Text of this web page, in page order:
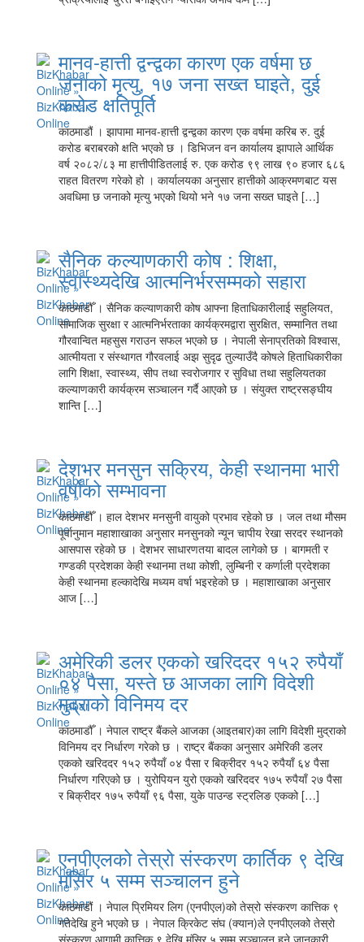
मानव-हात्ती द्वन्द्वका कारण एक वर्षमा छ
जनाको मृत्यु, १७ जना सख्त घाइते, दुई
करोड क्षतिपूर्ति
काठमाडौं । झापामा मानव-हात्ती द्वन्द्वका कारण एक वर्षमा करिब रु. दुई
करोड बराबरको क्षति भएको छ । डिभिजन वन कार्यालय झापाले आर्थिक
वर्ष २०८२/८३ मा हात्तीपीडितलाई रु. एक करोड ९९ लाख ९० हजार ६८६
राहत वितरण गरेको हो । कार्यालयका अनुसार हात्तीको आक्रमणबाट यस
अवधिमा छ जनाको मृत्यु भएको थियो भने १७ जना सख्त घाइते […]
सैनिक कल्याणकारी कोष : शिक्षा,
स्वास्थ्यदेखि आत्मनिर्भरसम्मको सहारा
काठमाडौँ । सैनिक कल्याणकारी कोष आफ्ना हिताधिकारीलाई सहुलियत,
सामाजिक सुरक्षा र आत्मनिर्भरताका कार्यक्रमद्वारा सुरक्षित, सम्मानित तथा
गौरवान्वित महसुस गराउन सफल भएको छ । नेपाली सेनाप्रतिको विश्वास,
आत्मीयता र संस्थागत गौरवलाई अझ सुदृढ तुल्याउँदै कोषले हिताधिकारीका
लागि शिक्षा, स्वास्थ्य, सीप तथा स्वरोजगार र सुविधा तथा सहुलियतका
कल्याणकारी कार्यक्रम सञ्चालन गर्दै आएको छ । संयुक्त राष्ट्रसङ्घीय
शान्ति […]
देशभर मनसुन सक्रिय, केही स्थानमा भारी
वर्षाको सम्भावना
काठमाडौँ । हाल देशभर मनसुनी वायुको प्रभाव रहेको छ । जल तथा मौसम
पूर्वानुमान महाशाखाका अनुसार मनसुनको न्यून चापीय रेखा सरदर स्थानको
आसपास रहेको छ । देशभर साधारणतया बादल लागेको छ । बागमती र
गण्डकी प्रदेशका केही स्थानमा तथा कोशी, लुम्बिनी र कर्णाली प्रदेशका
केही स्थानमा हल्कादेखि मध्यम वर्षा भइरहेको छ । महाशाखाका अनुसार
आज […]
अमेरिकी डलर एकको खरिददर १५२ रुपैयाँ
०४ पैसा, यस्ते छ आजका लागि विदेशी
मुद्राको विनिमय दर
काठमाडौँ । नेपाल राष्ट्र बैंकले आजका (आइतबार)का लागि विदेशी मुद्राको
विनिमय दर निर्धारण गरेको छ । राष्ट्र बैंकका अनुसार अमेरिकी डलर
एकको खरिददर १५२ रुपैयाँ ०४ पैसा र बिक्रीदर १५२ रुपैयाँ ६४ पैसा
निर्धारण गरिएको छ । युरोपियन युरो एकको खरिददर १७५ रुपैयाँ २७ पैसा
र बिक्रीदर १७५ रुपैयाँ ९६ पैसा, युके पाउन्ड स्ट्रलिङ एकको […]
एनपीएलको तेस्रो संस्करण कार्तिक ९ देखि
मंसिर ५ सम्म सञ्चालन हुने
काठमाडौं । नेपाल प्रिमियर लिग (एनपीएल)को तेस्रो संस्करण कात्तिक ९
गतेदेखि हुने भएको छ । नेपाल क्रिकेट संघ (क्यान)ले एनपीएलको तेस्रो
संस्करण आगामी कात्तिक ९ देखि मंसिर ५ सम्म सञ्चालन हुने जानकारी